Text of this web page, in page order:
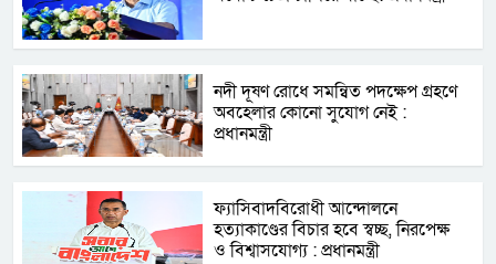
নদী দূষণ রোধে সমন্বিত পদক্ষেপ গ্রহণে
অবহেলার কোনো সুযোগ নেই :
প্রধানমন্ত্রী
ফ্যাসিবাদবিরোধী আন্দোলনে
হত্যাকাণ্ডের বিচার হবে স্বচ্ছ, নিরপেক্ষ
ও বিশ্বাসযোগ্য : প্রধানমন্ত্রী